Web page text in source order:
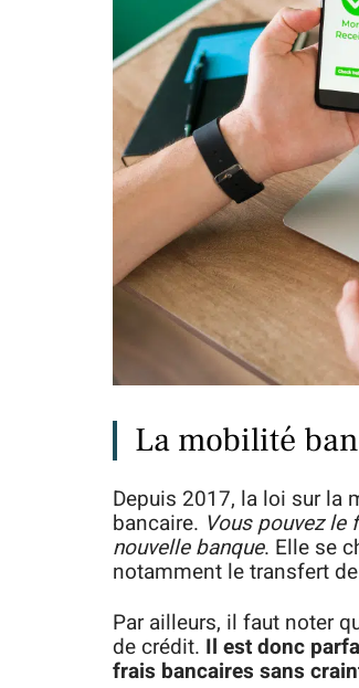
La mobilité
Depuis 2017, la loi sur la
bancaire. Vous pouvez le
nouvelle banque. Elle se
notamment le transfert
Par ailleurs, il faut noter
de crédit. Il est donc
frais bancaires sans